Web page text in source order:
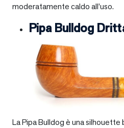
moderatamente caldo all’uso.
Pipa Bulldog
La Pipa Bulldog è una